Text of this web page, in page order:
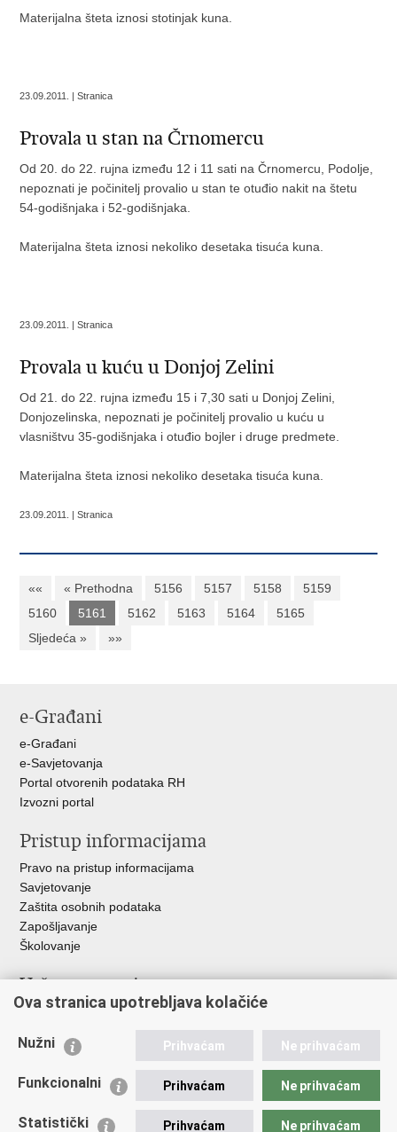
Materijalna šteta iznosi stotinjak kuna.
23.09.2011. | Stranica
Provala u stan na Črnomercu
Od 20. do 22. rujna između 12 i 11 sati na Črnomercu, Podolje,
nepoznati je počinitelj provalio u stan te otuđio nakit na štetu
54-godišnjaka i 52-godišnjaka.
Materijalna šteta iznosi nekoliko desetaka tisuća kuna.
23.09.2011. | Stranica
Provala u kuću u Donjoj Zelini
Od 21. do 22. rujna između 15 i 7,30 sati u Donjoj Zelini,
Donjozelinska, nepoznati je počinitelj provalio u kuću u
vlasništvu 35-godišnjaka i otuđio bojler i druge predmete.
Materijalna šteta iznosi nekoliko desetaka tisuća kuna.
23.09.2011. | Stranica
«« « Prethodna 5156 5157 5158
5159
5160
5161 5162 5163 5164
5165
Sljedeća »
»»
e-Građani
e-Građani
e-Savjetovanja
Portal otvorenih podataka RH
Izvozni portal
Pristup informacijama
Pravo na pristup informacijama
Savjetovanje
Zaštita osobnih podataka
Zapošljavanje
Školovanje
Važne poveznice
Ministarstvo unutarnjih poslova
Udruge
Policijska akademija
Zaklada policijske solidarnosti
Ova stranica upotrebljava kolačiće
Nužni Prihvaćam Ne prihvaćam
Funkcionalni Prihvaćam Ne prihvaćam
Statistički Prihvaćam Ne prihvaćam